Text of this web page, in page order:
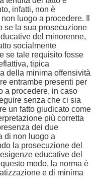
infatti, non è
luogo a procedere. Il
se la sua prosecuzione
del minorenne,
socialmente
se tale requisito fosse
tipica
della minima offensività
entrambe presenti per
a procedere, in caso
senza che ci sia
un fatto giudicato come
più corretta
dei due
di non luogo a
la prosecuzione del
educative del
modo, la norma è
e di minima